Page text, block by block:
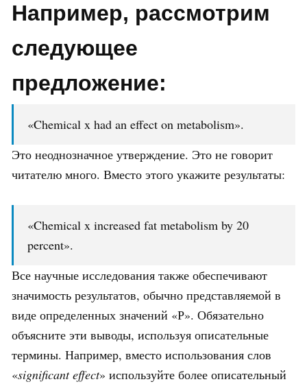
Например, рассмотрим
следующее
предложение:
«Chemical x had an effect on metabolism».
Это неоднозначное утверждение. Это не говорит
читателю много. Вместо этого укажите результаты:
«Chemical x increased fat metabolism by 20
percent».
Все научные исследования также обеспечивают
значимость результатов, обычно представляемой в
виде определенных значений «Р». Обязательно
объясните эти выводы, используя описательные
термины. Например, вместо использования слов
«significant effect» используйте более описательный